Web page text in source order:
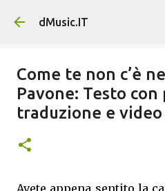
Passa ai
dMusic.IT
Come te non c’è
Pavone: Testo con
traduzione e video
Avete appena sentito la